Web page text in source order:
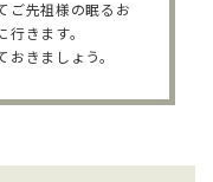
ご先祖様の眠るお
きます。
きましょう。